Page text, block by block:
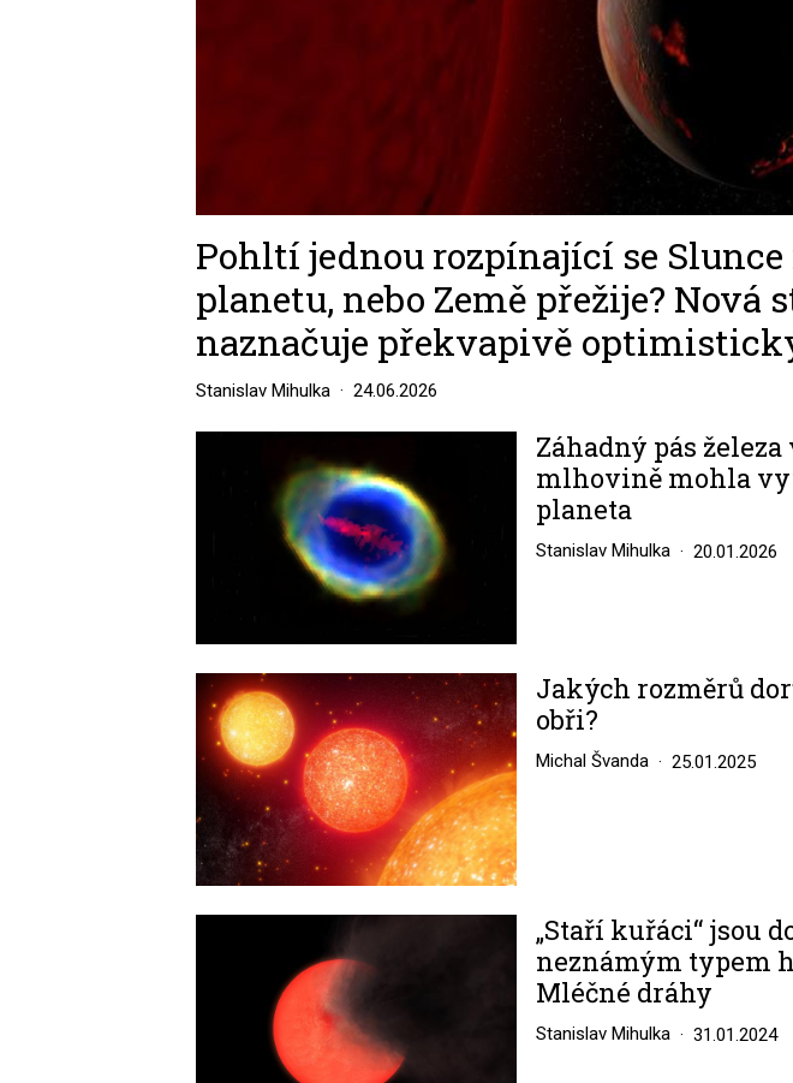
Pohltí jednou rozpínající se Slunce
planetu, nebo Země přežije? Nová
naznačuje překvapivě
Stanislav Mihulka 24.06.2026
Záhadný pás
mlhovině mohla
planeta
Stanislav Mihulka 20.01.2026
Image
Jakých rozměrů
obři?
Michal Švanda 25.01.2025
„Staří kuřáci“ jsou
neznámým typem
Mléčné dráhy
Stanislav Mihulka 31.01.2024